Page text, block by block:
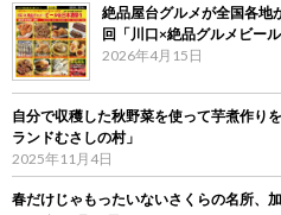
絶品屋台グルメが全国各
回「川口×絶品グルメビー
2026年4月15日
自分で収穫した秋野菜を使って芋煮作
ランドむさしの村」
2025年11月4日
春だけじゃもったいないさくらの名所、